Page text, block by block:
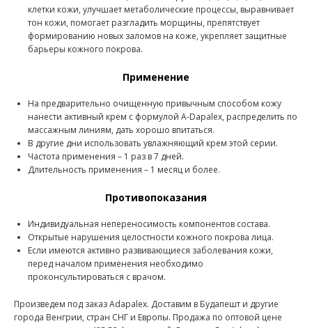
клетки кожи, улучшает метаболические процессы, выравнивает
тон кожи, помогает разгладить морщины, препятствует
формированию новых заломов на коже, укрепляет защитные
барьеры кожного покрова.
Применение
На предварительно очищенную привычным способом кожу
нанести активный крем с формулой A-Dapalex, распределить по
массажным линиям, дать хорошо впитаться.
В другие дни использовать увлажняющий крем этой серии.
Частота применения – 1 раз в 7 дней.
Длительность применения – 1 месяц и более.
Противопоказания
Индивидуальная непереносимость компонентов состава.
Открытые нарушения целостности кожного покрова лица.
Если имеются активно развивающиеся заболевания кожи,
перед началом применения необходимо
проконсультироваться с врачом.
Произведем под заказ Adapalex. Доставим в Будапешт и другие
города Венгрии, стран СНГ и Европы. Продажа по оптовой цене